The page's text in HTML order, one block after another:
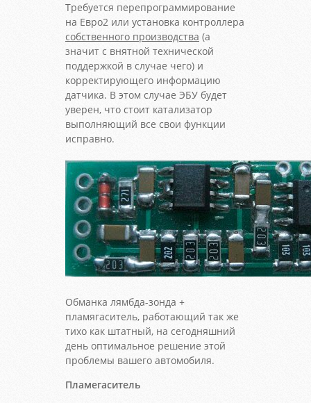
Требуется перепрограммирование
на Евро2 или установка контроллера
собственного производства (а
значит с внятной технической
поддержкой в случае чего) и
корректирующего информацию
датчика. В этом случае ЭБУ будет
уверен, что стоит катализатор
выполняющий все свои функции
исправно.
Обманка лямбда-зонда +
пламягаситель, работающий так же
тихо как штатный, на сегодняшний
день оптимальное решение этой
проблемы вашего автомобиля.
Пламегаситель